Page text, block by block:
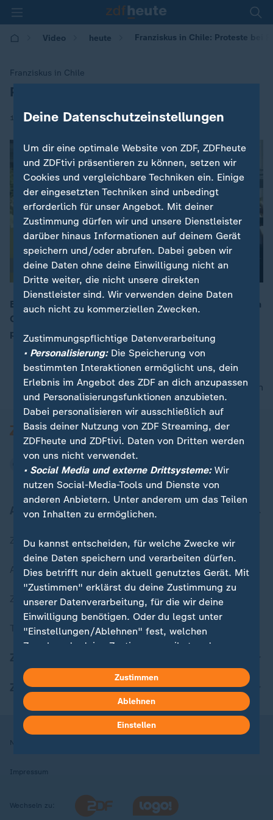
Video heute Franziskus in Chile: Proteste bei
Franziskus in Chile
:Proteste bei Papst-Besuch
17.01.2018 | 07:22
Beim Papst-Besuch in Chile hat es unter den jubelnden
Gläubigen auch kritische Demonstranten gegeben. Sie
prangerten den Kindes-Missbrauch durch Priester an.
nach oben
Aktuell bei ZDFheute
Zuletzt veröffentlicht
Aktuelle Sendungs-Videos
ZDFheute Stories
Themen im Überblick
ZDFheute Apps
Nutzungsbedingungen
Impressum
Wechseln zu:
Deine Datenschutzeinstellungen
Um dir eine optimale Website von ZDF, ZDFheute
und ZDFtivi präsentieren zu können, setzen wir
Cookies und vergleichbare Techniken ein. Einige
der eingesetzten Techniken sind unbedingt
erforderlich für unser Angebot. Mit deiner
Zustimmung dürfen wir und unsere Dienstleister
darüber hinaus Informationen auf deinem Gerät
speichern und/oder abrufen. Dabei geben wir
deine Daten ohne deine Einwilligung nicht an
Dritte weiter, die nicht unsere direkten
Dienstleister sind. Wir verwenden deine Daten
auch nicht zu kommerziellen Zwecken.
Zustimmungspflichtige Datenverarbeitung
• Personalisierung:Die Speicherung von
bestimmten Interaktionen ermöglicht uns, dein
Erlebnis im Angebot des ZDF an dich anzupassen
und Personalisierungsfunktionen anzubieten.
Dabei personalisieren wir ausschließlich auf
Basis deiner Nutzung von ZDF Streaming, der
ZDFheute und ZDFtivi. Daten von Dritten werden
von uns nicht verwendet.
• Social Media und externe Drittsysteme:Wir
nutzen Social-Media-Tools und Dienste von
anderen Anbietern. Unter anderem um das Teilen
von Inhalten zu ermöglichen.
Du kannst entscheiden, für welche Zwecke wir
deine Daten speichern und verarbeiten dürfen.
Dies betrifft nur dein aktuell genutztes Gerät. Mit
"Zustimmen" erklärst du deine Zustimmung zu
unserer Datenverarbeitung, für die wir deine
Einwilligung benötigen. Oder du legst unter
"Einstellungen/Ablehnen" fest, welchen
Zwecken du deine Zustimmung gibst und
kannst du jederzeit mit Wirkung für die Zukunft
in deinen Einstellungen widerrufen oder ändern.
Hier findest du das Impressum.
Weitere Informationen findest du in unserer
Zustimmen
Ablehnen
Einstellen